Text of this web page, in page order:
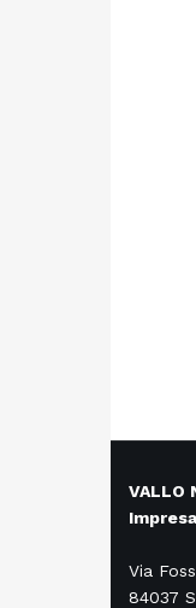
VALLO
Via
84037